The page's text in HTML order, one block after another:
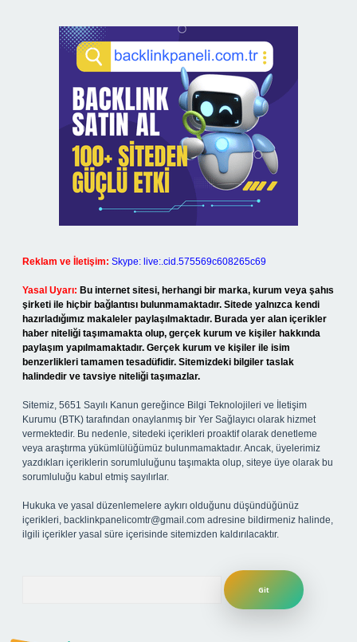
Reklam ve İletişim: Skype: live:.cid.575569c608265c69
Yasal Uyarı: Bu internet sitesi, herhangi bir marka, kurum veya şahıs
şirketi ile hiçbir bağlantısı bulunmamaktadır. Sitede yalnızca kendi
hazırladığımız makaleler paylaşılmaktadır. Burada yer alan içerikler
haber niteliği taşımamakta olup, gerçek kurum ve kişiler hakkında
paylaşım yapılmamaktadır. Gerçek kurum ve kişiler ile isim
benzerlikleri tamamen tesadüfidir. Sitemizdeki bilgiler taslak
halindedir ve tavsiye niteliği taşımazlar.
Sitemiz, 5651 Sayılı Kanun gereğince Bilgi Teknolojileri ve İletişim
Kurumu (BTK) tarafından onaylanmış bir Yer Sağlayıcı olarak hizmet
vermektedir. Bu nedenle, sitedeki içerikleri proaktif olarak denetleme
veya araştırma yükümlülüğümüz bulunmamaktadır. Ancak, üyelerimiz
yazdıkları içeriklerin sorumluluğunu taşımakta olup, siteye üye olarak bu
sorumluluğu kabul etmiş sayılırlar.
Hukuka ve yasal düzenlemelere aykırı olduğunu düşündüğünüz
içerikleri, backlinkpanelicomtr@gmail.com adresine bildirmeniz halinde,
ilgili içerikler yasal süre içerisinde sitemizden kaldırılacaktır.